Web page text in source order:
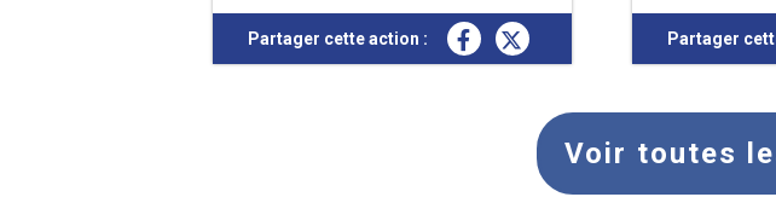
En savoir plus
Partager cette action : Partager
Voir toutes